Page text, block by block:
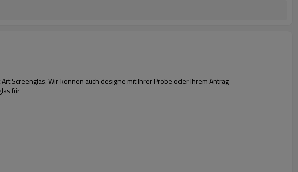
Screenglas. Wir können auch designe mit Ihrer Probe oder Ihrem Antrag
für